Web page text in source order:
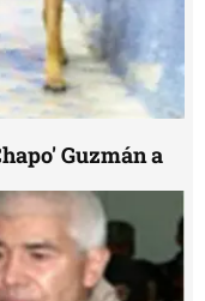
Guzmán a